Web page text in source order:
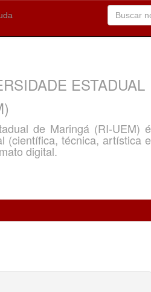
ESTADUAL
de Maringá (RI-UEM) é
(científica, técnica, artística e
digital.